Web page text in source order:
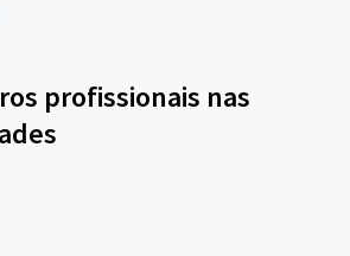
profissionais nas